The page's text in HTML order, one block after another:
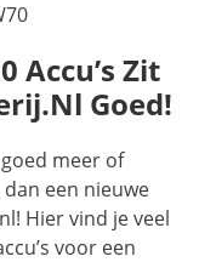
Accu’s Zit
Goed!
meer of
een nieuwe
Hier vind je veel
voor een